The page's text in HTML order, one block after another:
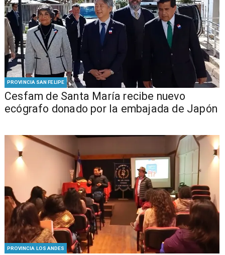
PROVINCIA SAN FELIPE
Cesfam de Santa María recibe nuevo
ecógrafo donado por la embajada de Japón
PROVINCIA LOS ANDES